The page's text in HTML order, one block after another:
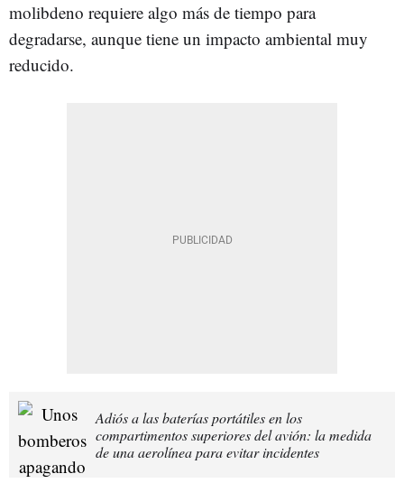
molibdeno requiere algo más de tiempo para
degradarse, aunque tiene un impacto ambiental muy
reducido.
Adiós a las baterías portátiles en los
compartimentos superiores del avión: la medida
de una aerolínea para evitar incidentes